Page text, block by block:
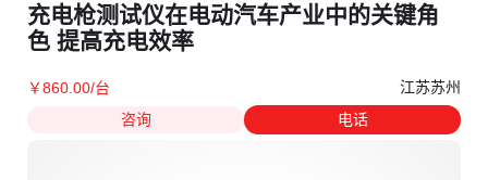
充电枪测试仪在电动汽车产业中的关键角
色 提高充电效率
￥860 .00/台
江苏苏州
咨询
电话